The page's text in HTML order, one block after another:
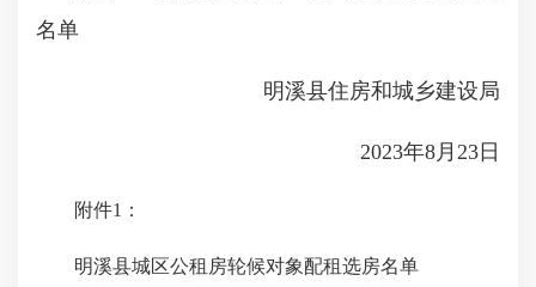
名单
明溪县住房和城乡建设局
2023年8月23日
附件1：
明溪县城区公租房轮候对象配租选房名单